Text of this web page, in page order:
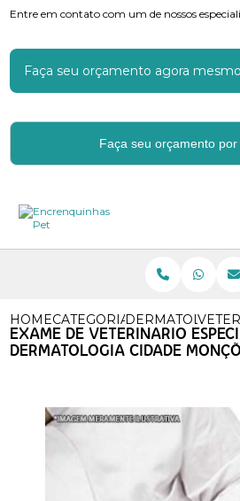
Entre em contato com um de nossos
Faça seu orçamento agora mesmo
Faça seu orçamento
HOMECATEGORIASDERMATOLOGIA
EXAME DE VETERINARIO
DERMATOLOGIA CIDADE